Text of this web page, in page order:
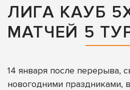
ЛИГА КАУБ
МАТЧЕЙ 5
14 января после перерыва,
новогодними праздниками,